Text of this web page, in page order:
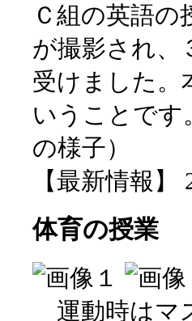
Ｃ組の英語
が撮影され、
受けました。
いうことです
の様子）
【最新情報】
体育の授業
運動時はマ